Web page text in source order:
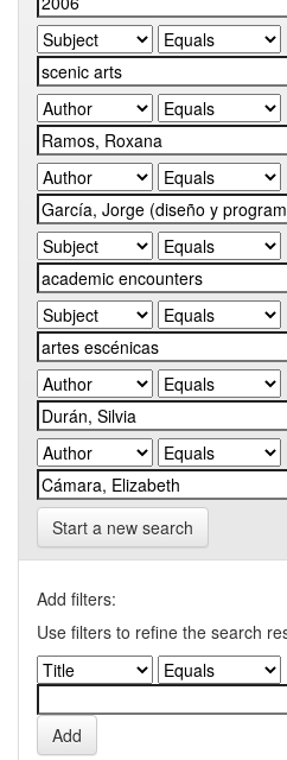
Start a new search
Add filters:
Use filters to refine the search